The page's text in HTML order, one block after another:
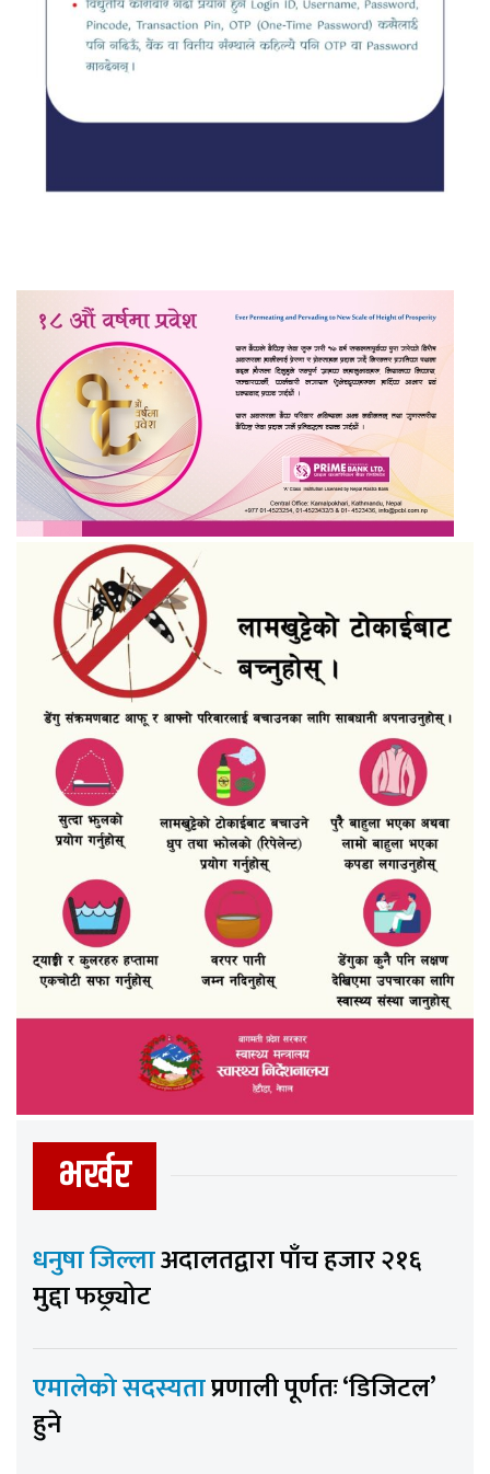
भर्खर
धनुषा जिल्लाअदालतद्वारा पाँच हजार २१६
मुद्दा फछ्र्योट
एमालेको सदस्यताप्रणाली पूर्णतः ‘डिजिटल’
हुने